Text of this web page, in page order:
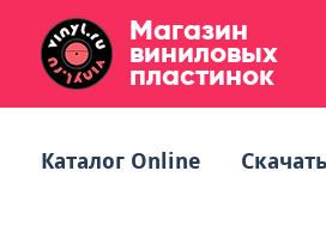
Магазин
виниловых
пластинок
Каталог Online